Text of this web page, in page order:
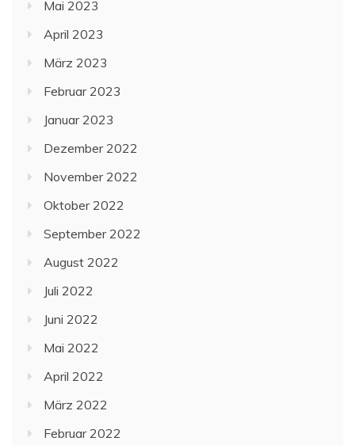
Mai 2023
April 2023
März 2023
Februar 2023
Januar 2023
Dezember 2022
November 2022
Oktober 2022
September 2022
August 2022
Juli 2022
Juni 2022
Mai 2022
April 2022
März 2022
Februar 2022